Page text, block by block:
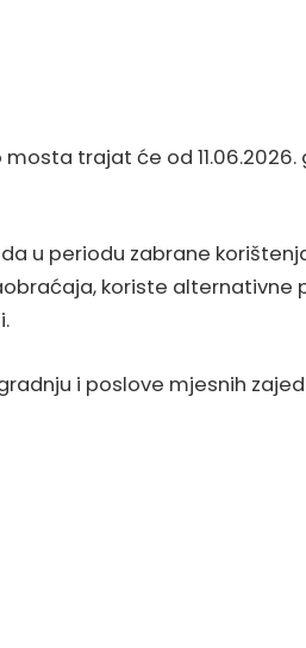
trajat će od 11.06.2026.
u periodu zabrane
koriste alternativne
i poslove mjesnih